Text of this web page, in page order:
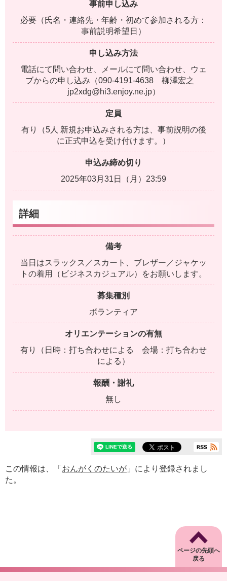
事前申し込み
必要（氏名・連絡先・年齢・初めて参加される方：
事前説明希望日）
申し込み方法
電話にて問い合わせ、メールにて問い合わせ、ウェ
ブからの申し込み（090-4191-4638 柳澤宏之
jp2xdg@hi3.enjoy.ne.jp）
定員
有り（5人 新規お申込みされる方は、事前説明の後
に正式申込を受け付けます。）
申込み締め切り
2025年03月31日（月）23:59
詳細
備考
当日はスラックス／スカート、ブレザー／ジャケッ
トの着用（ビジネスカジュアル）をお願いします。
募集種別
ボランティア
オリエンテーションの有無
有り（日時：打ち合わせによる 会場：打ち合わせ
による）
報酬・謝礼
無し
この情報は、「 おんがくのたいが 」により登録されまし
た。
ページの先頭へ
戻る